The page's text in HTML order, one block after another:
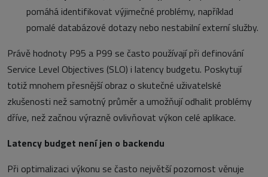
pomáhá identifikovat výjimečné problémy, například
pomalé databázové dotazy nebo nestabilní externí služby.
Právě hodnoty P95 a P99 se často používají při definování
Service Level Objectives (SLO) i latency budgetu. Poskytují
totiž mnohem přesnější obraz o skutečné uživatelské
zkušenosti než samotný průměr a umožňují odhalit problémy
dříve, než začnou výrazně ovlivňovat výkon celé aplikace.
Latency budget není jen o backendu
Při optimalizaci výkonu se často největší pozornost věnuje